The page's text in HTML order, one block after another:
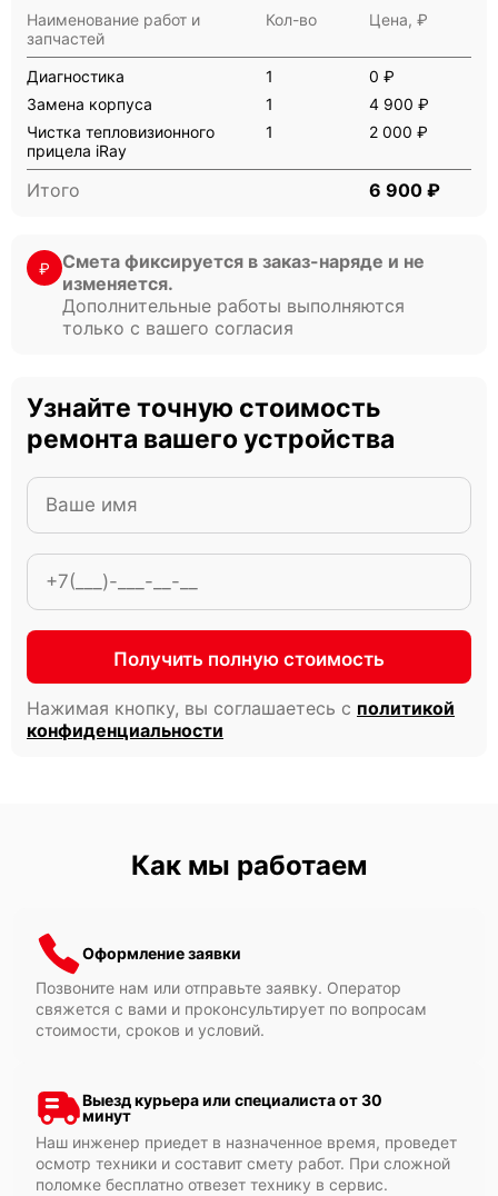
Наименование работ и
запчастей
Кол-во Цена, ₽
Диагностика 1
0 ₽
Замена корпуса
1
4 900 ₽
Чистка тепловизионного
прицела iRay
1 2 000 ₽
Итого 6 900 ₽
₽
Смета фиксируется в заказ-наряде и не
изменяется.
Дополнительные работы выполняются
только с вашего согласия
Узнайте точную стоимость
ремонта вашего устройства
Получить полную стоимость
Нажимая кнопку, вы соглашаетесь с политикой
конфиденциальности
Как мы работаем
Оформление заявки
Позвоните нам или отправьте заявку. Оператор
свяжется с вами и проконсультирует по вопросам
стоимости, сроков и условий.
Выезд курьера или специалиста от 30
минут
Наш инженер приедет в назначенное время, проведет
осмотр техники и составит смету работ. При сложной
поломке бесплатно отвезет технику в сервис.